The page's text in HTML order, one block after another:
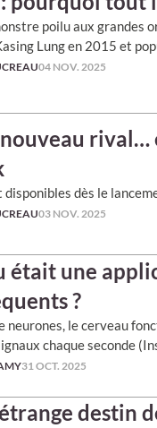
poilu aux grandes
Lung en 2015 et
04 NOV. 2025
rival…
dès le
03 NOV. 2025
était une
?
neurones, le cerveau
chaque seconde
31 OCT. 2025
destin